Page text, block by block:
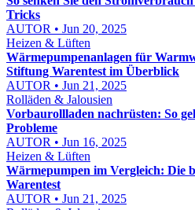
Tricks
AUTOR • Jun 20, 2025
Heizen & Lüften
Wärmepumpenanlagen für
Stiftung Warentest im Überblick
AUTOR • Jun 21, 2025
Rolläden & Jalousien
Vorbaurollladen nachrüsten: So
Probleme
AUTOR • Jun 16, 2025
Heizen & Lüften
Wärmepumpen im Vergleich: Die
Warentest
AUTOR • Jun 21, 2025